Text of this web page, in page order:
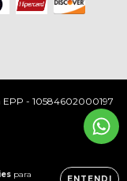
para
- 10584602000197